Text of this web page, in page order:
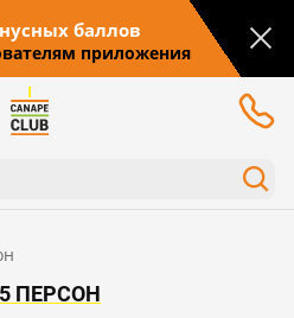
баллов
приложения
ПЕРСОН